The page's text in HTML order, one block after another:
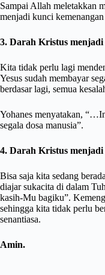
Sampai Allah meletakkan
menjadi kunci
3. Darah Kristus menjadi
Kita tidak perlu lagi
Yesus sudah membayar
berdasar lagi, semua
Yohanes menyatakan,
segala dosa manusia”.
4. Darah Kristus
Bisa saja kita sedang
diajar sukacita di dalam
kasih-Mu bagiku”.
sehingga kita tidak perlu
senantiasa.
Amin.